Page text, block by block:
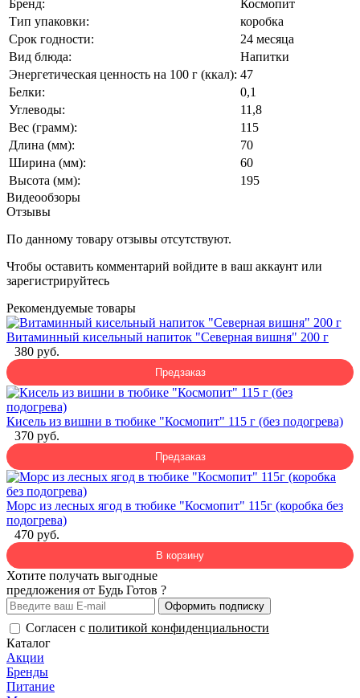
Бренд:
Космопит
Тип упаковки:
коробка
Срок годности:
24 месяца
Вид блюда:
Напитки
Энергетическая ценность на 100 г (ккал): 47
Белки:
0,1
Углеводы:
11,8
Вес (грамм):
115
Длина (мм):
70
Ширина (мм):
60
Высота (мм):
195
Видеообзоры
Отзывы
По данному товару отзывы отсутствуют.
Чтобы оставить комментарий войдите в ваш аккаунт или
зарегистрируйтесь
Рекомендуемые товары
Витаминный кисельный напиток "Северная вишня" 200 г
380 руб.
Предзаказ
Кисель из вишни в тюбике "Космопит" 115 г (без подогрева)
370 руб.
Предзаказ
Морс из лесных ягод в тюбике "Космопит" 115г (коробка без
подогрева)
470 руб.
В корзину
Хотите получать выгодные
предложения от Будь Готов ?
Оформить подписку
Согласен с политикой конфиденциальности
Каталог
Акции
Бренды
Питание